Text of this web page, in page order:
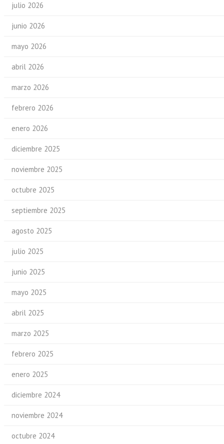
julio 2026
junio 2026
mayo 2026
abril 2026
marzo 2026
febrero 2026
enero 2026
diciembre 2025
noviembre 2025
octubre 2025
septiembre 2025
agosto 2025
julio 2025
junio 2025
mayo 2025
abril 2025
marzo 2025
febrero 2025
enero 2025
diciembre 2024
noviembre 2024
octubre 2024